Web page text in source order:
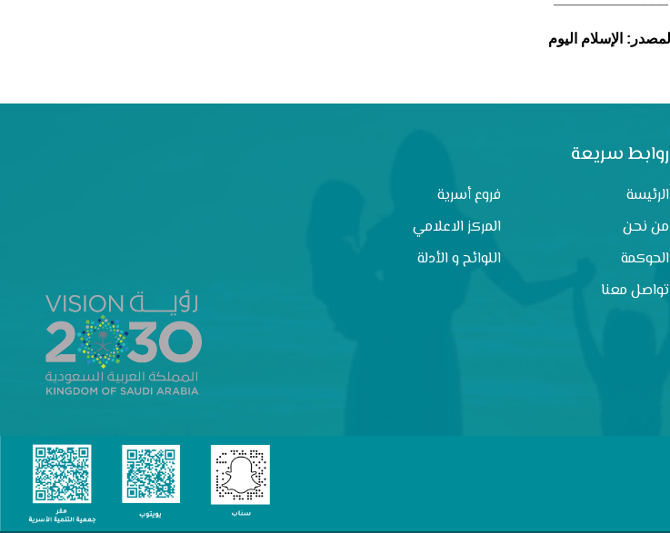
المصدر: الإسلام اليوم
روابط سريعة
الرئيسة
فروع أسرية
من نحن
المركز الاعلامي
الحوكمة
اللوائح و الأدلة
تواصل معنا